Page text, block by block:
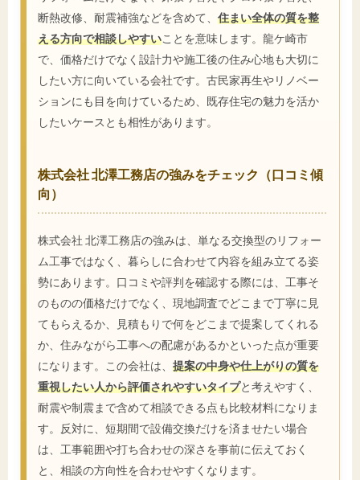
断熱改修、耐震補強などを含めて、 住まい全体の質を整
える方向で相談しやすいことを意味します。龍ケ崎市
で、価格だけでなく設計力や施工後の住み心地も大切に
したい方に向いている会社です。古民家再生やリノベー
ションにも目を向けているため、既存住宅の魅力を活か
したいケースとも相性があります。
株式会社 北澤工務店の強みをチェック（口コミ傾
向）
株式会社 北澤工務店の強みは、単なる交換型のリフォー
ム工事ではなく、暮らしに合わせて内容を組み立てる姿
勢にあります。口コミや評判を確認する際には、工事そ
のものの価格だけでなく、現地調査でどこまで丁寧に見
てもらえるか、見積もりで何をどこまで提案してくれる
か、住みながら工事への配慮があるかといった点が重要
になります。この会社は、 提案の中身や仕上がりの質を
重視したい人から評価されやすいタイプと考えやすく、
耐震や制震まで含めて相談できる点も比較材料になりま
す。反対に、短期間で設備交換だけを済ませたい場合
は、工事範囲や打ち合わせの深さを事前に伝えておく
と、相談の方向性を合わせやすくなります。